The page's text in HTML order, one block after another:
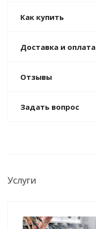
Как купить
Доставка и оплата
Отзывы
Задать вопрос
Услуги